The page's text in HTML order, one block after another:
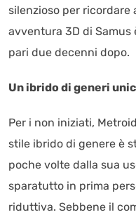
silenzioso per ricordare
avventura 3D di Samus
pari due decenni dopo.
Un ibrido di generi
Per i non iniziati,
stile ibrido di genere è
poche volte dalla sua
sparatutto in prima
riduttiva. Sebbene il